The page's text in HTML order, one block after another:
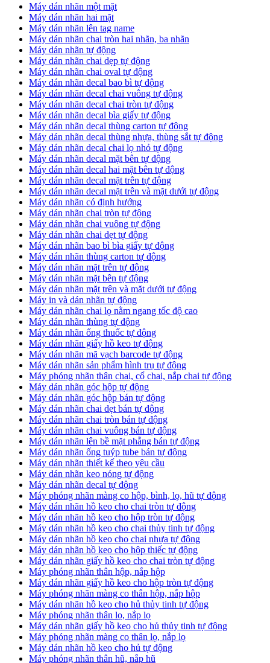
Máy dán nhãn một mặt
Máy dán nhãn hai mặt
Máy dán nhãn lên tag name
Máy dán nhãn chai tròn hai nhãn, ba nhãn
Máy dán nhãn tự động
Máy dán nhãn chai dẹp tự động
Máy dán nhãn chai oval tự động
Máy dán nhãn decal bao bì tự động
Máy dán nhãn decal chai vuông tự động
Máy dán nhãn decal chai tròn tự động
Máy dán nhãn decal bìa giấy tự động
Máy dán nhãn decal thùng carton tự động
Máy dán nhãn decal thùng nhựa, thùng sắt tự động
Máy dán nhãn decal chai lọ nhỏ tự động
Máy dán nhãn decal mặt bên tự động
Máy dán nhãn decal hai mặt bên tự động
Máy dán nhãn decal mặt trên tự động
Máy dán nhãn decal mặt trên và mặt dưới tự động
Máy dán nhãn có định hướng
Máy dán nhãn chai tròn tự động
​Máy dán nhãn chai vuông tự động
​Máy dán nhãn chai dẹt tự động
​Máy dán nhãn bao bì bìa giấy tự động
Máy dán nhãn thùng carton tự động
​Máy dán nhãn mặt trên tự động
​Máy dán nhãn mặt bên tự động
​Máy dán nhãn mặt trên và mặt dưới tự động
Máy in và dán nhãn tự động
Máy dán nhãn chai lọ nằm ngang tốc độ cao
​Máy dán nhãn thùng tự động
Máy dán nhãn ống thuốc tự động
​Máy dán nhãn giấy hồ keo tự động
​Máy dán nhãn mã vạch barcode tự động
​Máy dán nhãn sản phẩm hình trụ tự động
Máy phóng nhãn thân chai, cổ chai, nắp chai tự động
​Máy dán nhãn góc hộp tự động
Máy dán nhãn góc hộp bán tự động
​Máy dán nhãn chai dẹt bán tự động
Máy dán nhãn chai tròn bán tự động
Máy dán nhãn chai vuông bán tự động
Máy dán nhãn lên bề mặt phẵng bán tự động
​Máy dán nhãn ống tuýp tube bán tự động
Máy dán nhãn thiết kế theo yêu cầu
​Máy dán nhãn keo nóng tự động
Máy dán nhãn decal tự động
Máy phóng nhãn màng co hộp, bình, lọ, hũ tự động
Máy dán nhãn hồ keo cho chai tròn tự động
Máy dán nhãn hồ keo cho hộp tròn tự động
Máy dán nhãn hồ keo cho chai thủy tinh tự động
Máy dán nhãn hồ keo cho chai nhựa tự động
Máy dán nhãn hồ keo cho hộp thiếc tự động
Máy dán nhãn giấy hồ keo cho chai tròn tự động
Máy phóng nhãn thân hộp, nắp hộp
Máy dán nhãn giấy hồ keo cho hộp tròn tự động
Máy phóng nhãn màng co thân hộp, nắp hộp
Máy dán nhãn hồ keo cho hủ thủy tinh tự động
Máy phóng nhãn thân lọ, nắp lọ
Máy dán nhãn giấy hồ keo cho hủ thủy tinh tự động
Máy phóng nhãn màng co thân lọ, nắp lọ
Máy dán nhãn hồ keo cho hủ tự động
Máy phóng nhãn thân hũ, nắp hũ